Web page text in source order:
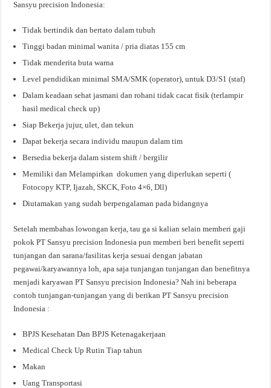
Sansyu precision Indonesia:
Tidak bertindik dan bertato dalam tubuh
Tinggi badan minimal wanita / pria diatas 155 cm
Tidak menderita buta warna
Level pendidikan minimal SMA/SMK (operator), untuk D3/S1 (staf)
Dalam keadaan sehat jasmani dan rohani tidak cacat fisik (terlampir
hasil medical check up)
Siap Bekerja jujur, ulet, dan tekun
Dapat bekerja secara individu maupun dalam tim
Bersedia bekerja dalam sistem shift / bergilir
Memiliki dan Melampirkan dokumen yang diperlukan seperti (
Fotocopy KTP, Ijazah, SKCK, Foto 4×6, Dll)
Diutamakan yang sudah berpengalaman pada bidangnya
Setelah membahas lowongan kerja, tau ga si kalian selain memberi gaji
pokok PT Sansyu precision Indonesia pun memberi beri benefit seperti
tunjangan dan sarana/fasilitas kerja sesuai dengan jabatan
pegawai/karyawannya loh, apa saja tunjangan tunjangan dan benefitnya
menjadi karyawan PT Sansyu precision Indonesia? Nah ini beberapa
contoh tunjangan-tunjangan yang di berikan PT Sansyu precision
Indonesia :
BPJS Kesehatan Dan BPJS Ketenagakerjaan
Medical Check Up Rutin Tiap tahun
Makan
Uang Transportasi